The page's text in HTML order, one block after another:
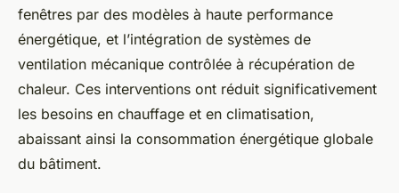
fenêtres par des modèles à haute performance
énergétique, et l’intégration de systèmes de
ventilation mécanique contrôlée à récupération de
chaleur. Ces interventions ont réduit significativement
les besoins en chauffage et en climatisation,
abaissant ainsi la consommation énergétique globale
du bâtiment.